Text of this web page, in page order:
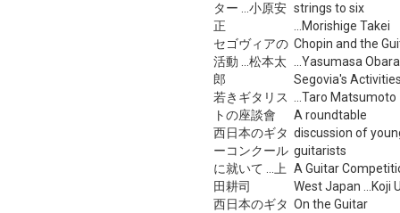
ター ...小原安
正
セゴヴィアの
活動 ...松本太
郎
若きギタリス
トの座談會
西日本のギタ
ーコンクール
に就いて ...上
田耕司
西日本のギタ
strings to six
...Morishige Takei
Chopin and the
...Yasumasa Obara
Segovia's
...Taro Matsumoto
A roundtable
discussion of
guitarists
A Guitar
West Japan ...Koji
On the Guitar